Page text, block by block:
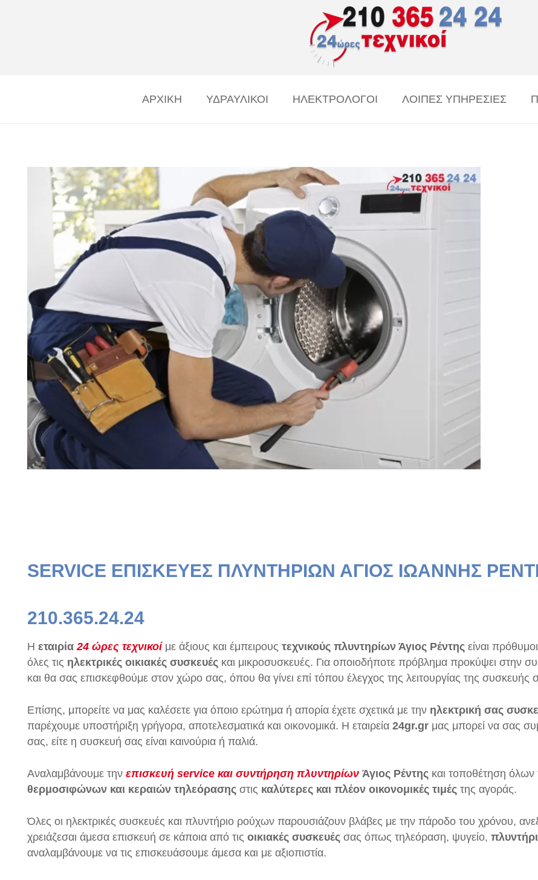
ΑΡΧΙΚΗ ΥΔΡΑΥΛΙΚΟΙ ΗΛΕΚΤΡΟΛΟΓΟΙ ΛΟΙΠΕΣ ΥΠΗΡΕΣΙΕΣ
SERVICE ΕΠΙΣΚΕΥΕΣ ΠΛΥΝΤΗΡΙΩΝ ΑΓΙΟΣ ΙΩΑΝΝΗΣ
210.365.24.24
Η εταιρία24 ώρες τεχνικοί με άξιους και έμπειρους τεχνικούς πλυντηρίων Άγιος Ρέντης είναι
όλες τις ηλεκτρικές οικιακές συσκευές και μικροσυσκευές. Για οποιοδήποτε πρόβλημα προκύψει στην
και θα σας επισκεφθούμε στον χώρο σας, όπου θα γίνει επί τόπου έλεγχος της λειτουργίας της συσκευής
Επίσης, μπορείτε να μας καλέσετε για όποιο ερώτημα ή απορία έχετε σχετικά με την ηλεκτρική σας
παρέχουμε υποστήριξη γρήγορα, αποτελεσματικά και οικονομικά. Η εταιρεία 24gr.gr μας μπορεί να σας
σας, είτε η συσκευή σας είναι καινούρια ή παλιά.
Αναλαμβάνουμε την επισκευή service και συντήρηση πλυντηρίων Άγιος Ρέντης και τοποθέτηση
θερμοσιφώνων και κεραιών τηλεόρασης στις καλύτερες και πλέον οικονομικές τιμές της αγοράς.
Όλες οι ηλεκτρικές συσκευές και πλυντήριο ρούχων παρουσιάζουν βλάβες με την πάροδο του χρόνου,
χρειάζεσαι άμεσα επισκευή σε κάποια από τις οικιακές συσκευές σας όπως τηλεόραση, ψυγείο,
αναλαμβάνουμε να τις επισκευάσουμε άμεσα και με αξιοπιστία.